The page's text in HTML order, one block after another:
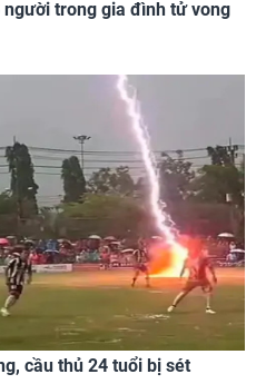
người trong gia đình tử vong
cầu thủ 24 tuổi bị sét